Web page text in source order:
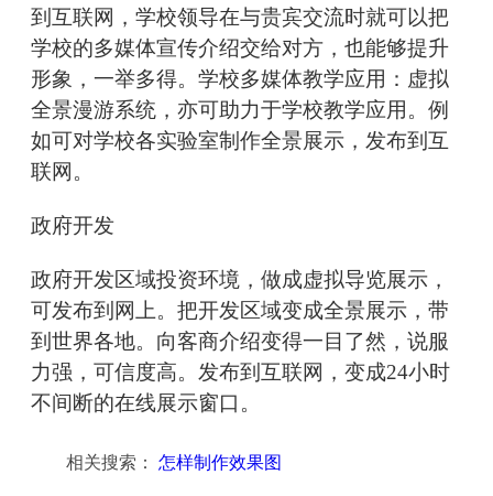
到互联网，学校领导在与贵宾交流时就可以把
学校的多媒体宣传介绍交给对方，也能够提升
形象，一举多得。学校多媒体教学应用：虚拟
全景漫游系统，亦可助力于学校教学应用。例
如可对学校各实验室制作全景展示，发布到互
联网。
政府开发
政府开发区域投资环境，做成虚拟导览展示，
可发布到网上。把开发区域变成全景展示，带
到世界各地。向客商介绍变得一目了然，说服
力强，可信度高。发布到互联网，变成24小时
不间断的在线展示窗口。
相关搜索： 怎样制作效果图